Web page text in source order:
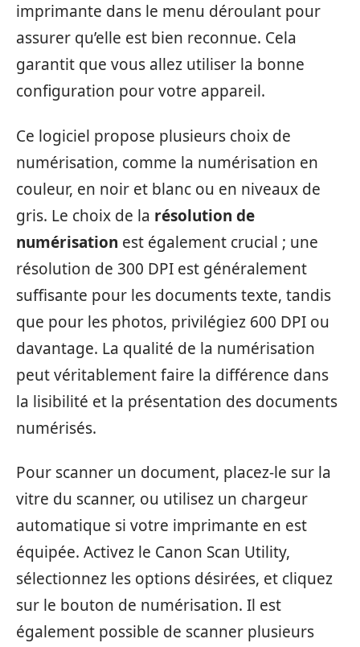
imprimante dans le menu déroulant pour
assurer qu’elle est bien reconnue. Cela
garantit que vous allez utiliser la bonne
configuration pour votre appareil.
Ce logiciel propose plusieurs choix de
numérisation, comme la numérisation en
couleur, en noir et blanc ou en niveaux de
gris. Le choix de la résolution de
numérisation est également crucial ; une
résolution de 300 DPI est généralement
suffisante pour les documents texte, tandis
que pour les photos, privilégiez 600 DPI ou
davantage. La qualité de la numérisation
peut véritablement faire la différence dans
la lisibilité et la présentation des documents
numérisés.
Pour scanner un document, placez-le sur la
vitre du scanner, ou utilisez un chargeur
automatique si votre imprimante en est
équipée. Activez le Canon Scan Utility,
sélectionnez les options désirées, et cliquez
sur le bouton de numérisation. Il est
également possible de scanner plusieurs